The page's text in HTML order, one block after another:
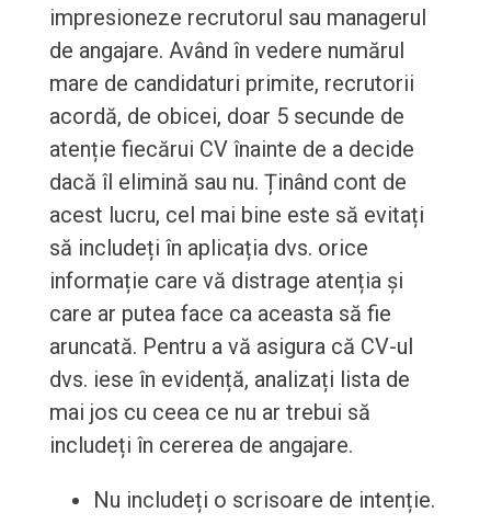
impresioneze recrutorul sau managerul
de angajare. Având în vedere numărul
mare de candidaturi primite, recrutorii
acordă, de obicei, doar 5 secunde de
atenție fiecărui CV înainte de a decide
dacă îl elimină sau nu. Ținând cont de
acest lucru, cel mai bine este să evitați
să includeți în aplicația dvs. orice
informație care vă distrage atenția și
care ar putea face ca aceasta să fie
aruncată. Pentru a vă asigura că CV-ul
dvs. iese în evidență, analizați lista de
mai jos cu ceea ce nu ar trebui să
includeți în cererea de angajare.
Nu includeți o scrisoare de intenție.